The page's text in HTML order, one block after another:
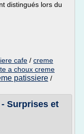
distingués lors du
cafe / creme
a choux creme
patissiere /
Surprises et